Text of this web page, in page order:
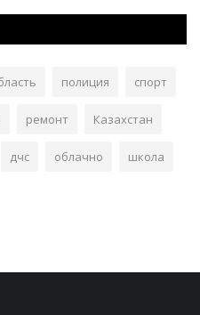
полиция спорт
ремонт Казахстан
дчс облачно школа